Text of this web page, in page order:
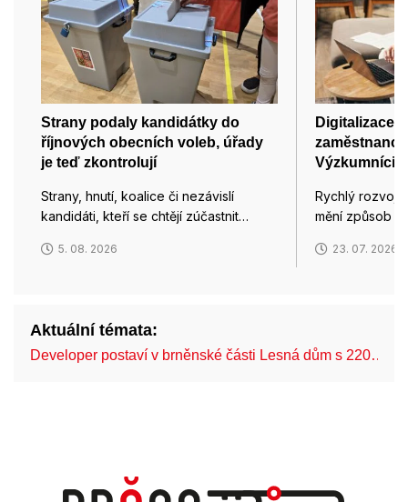
Strany podaly kandidátky do
říjnových obecních voleb, úřady
je teď zkontrolují
Strany, hnutí, koalice či nezávislí
kandidáti, kteří se chtějí zúčastnit…
5. 08. 2026
Digitalizace
Výzkumníci
Rychlý rozvoj
mění způsob
23. 07. 2026
Aktuální témata:
Developer postaví v brněnské části Lesná dům s 220…